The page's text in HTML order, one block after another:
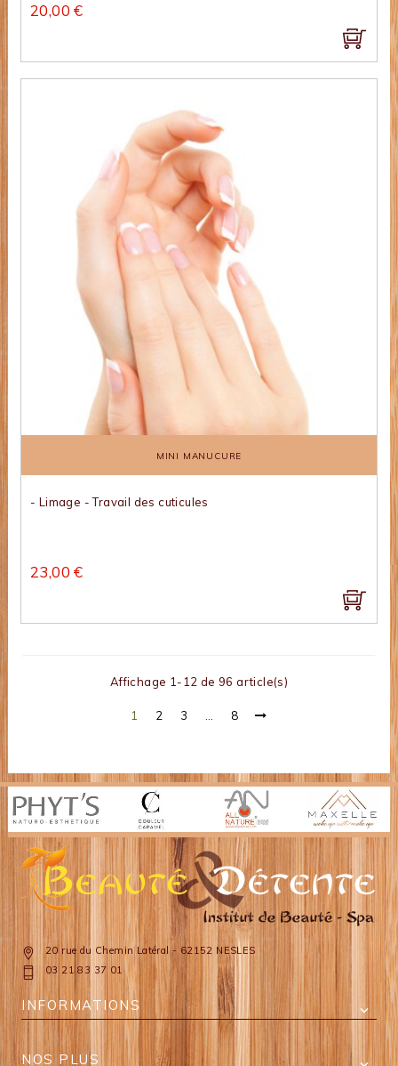
20,00 €
MINI MANUCURE
- Limage - Travail des cuticules
23,00 €
Affichage 1-12 de 96 article(s)
1 2 3 8
20 rue du Chemin Latéral - 62152 NESLES
03 21 83 37 01
INFORMATIONS 
NOS PLUS